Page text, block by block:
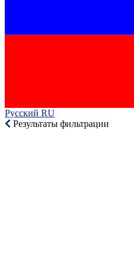
Русский RU‎
Результаты фильтрации